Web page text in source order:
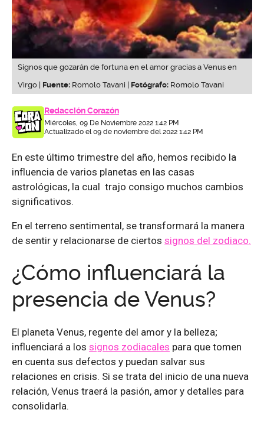
Signos que gozarán de fortuna en el amor gracias a Venus en
Virgo | Fuente: Romolo Tavani | Fotógrafo: Romolo Tavani
Redacción Corazón
Miércoles, 09 De Noviembre 2022 1:42 PM
Actualizado el 09 de noviembre del 2022 1:42 PM
En este último trimestre del año, hemos recibido la
influencia de varios planetas en las casas
astrológicas, la cual trajo consigo muchos cambios
significativos.
En el terreno sentimental, se transformará la manera
de sentir y relacionarse de ciertos signos del zodiaco.
¿Cómo influenciará la
presencia de Venus?
El planeta Venus, regente del amor y la belleza;
influenciará a los signos zodiacales para que tomen
en cuenta sus defectos y puedan salvar sus
relaciones en crisis. Si se trata del inicio de una nueva
relación, Venus traerá la pasión, amor y detalles para
consolidarla.